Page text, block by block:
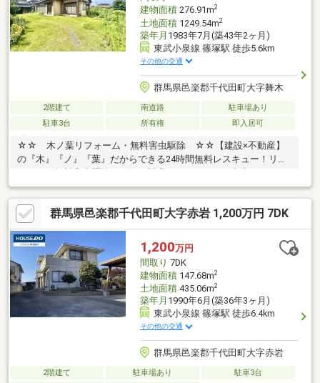
建物面積276.91m2
土地面積1249.54m2
築年月 1983年7月(築43年2ヶ月)
東武小泉線 篠塚駅 徒歩5.6km
その他の交通
群馬県邑楽郡千代田町大字舞木
2階建て 南道路
駐車場あり
駐車3台
所有権 即入居可
☆☆ 木ノ葉リフォーム・無料害虫駆除 ☆☆【建設×不動産】
の『木』『ノ』『葉』だからできる24時間無料レスキュー！リフ
ターサービスがついており、住んでからの安心をずっとお届けし
ます！内覧時に、無料相談・お見積りも物件ごとに作成可能！！
オウチ探しも、リフォームも一緒に相談できます！＼弊社には、
『きつね隊』・『ゴリラ隊』という無料かけつけサービスの仕組
みが、整っています♪／住んでからのお家トラブル、緊急対応も承
っております♪お家のこと、すべて木ノ葉プランニングにお任せく
ださい＾＾
群馬県邑楽郡千代田町大字赤岩 1,200万円 7DK
1,200万円
間取り 7DK
建物面積147.68m2
土地面積435.06m2
築年月 1990年6月(築36年3ヶ月)
東武小泉線 篠塚駅 徒歩6.4km
その他の交通
群馬県邑楽郡千代田町大字赤岩
2階建て 駐車場あり
駐車3台